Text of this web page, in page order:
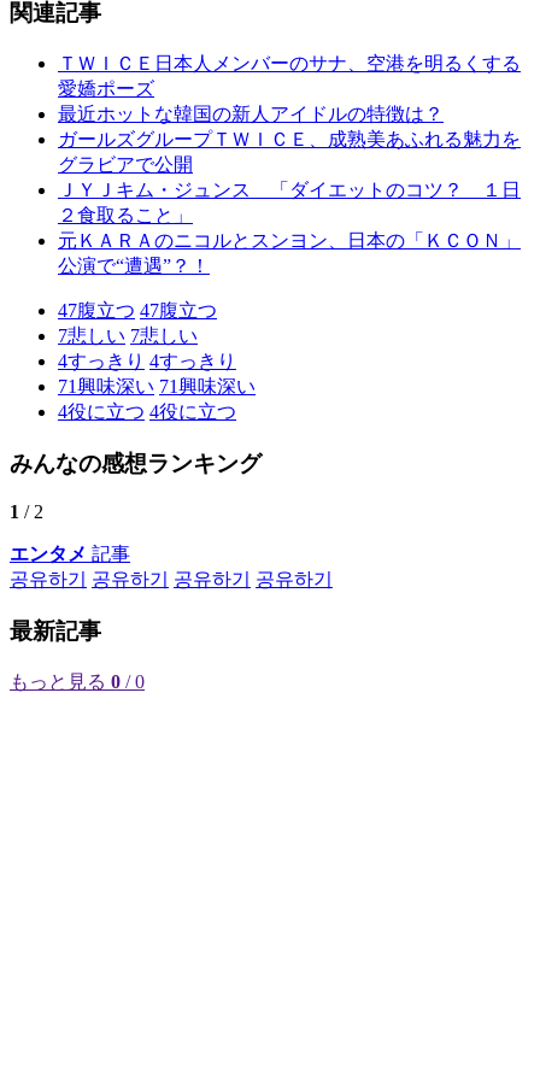
関連記事
ＴＷＩＣＥ日本人メンバーのサナ、空港を明るくする
愛嬌ポーズ
最近ホットな韓国の新人アイドルの特徴は？
ガールズグループＴＷＩＣＥ、成熟美あふれる魅力を
グラビアで公開
ＪＹＪキム・ジュンス 「ダイエットのコツ？ １日
２食取ること」
元ＫＡＲＡのニコルとスンヨン、日本の「ＫＣＯＮ」
公演で“遭遇”？！
47腹立つ 47腹立つ
7悲しい 7悲しい
4すっきり 4すっきり
71興味深い 71興味深い
4役に立つ 4役に立つ
みんなの感想ランキング
1 / 2
エンタメ 記事
공유하기
공유하기 공유하기 공유하기
最新記事
もっと見る 0 / 0